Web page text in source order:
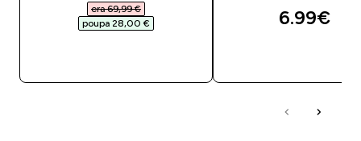
era 69,99 €‎
poupa 28,00 €‎
6.99€‎